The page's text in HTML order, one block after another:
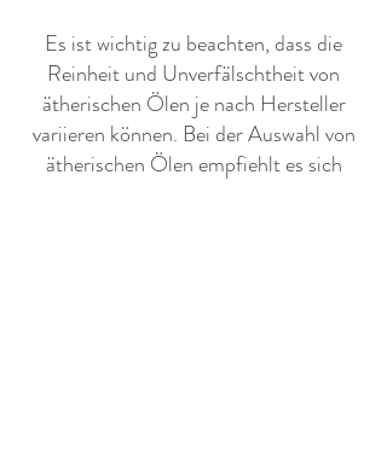
Es ist wichtig zu beachten, dass die
Reinheit und Unverfälschtheit von
ätherischen Ölen je nach Hersteller
variieren können. Bei der Auswahl von
ätherischen Ölen empfiehlt es sich